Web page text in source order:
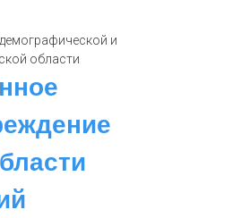
и
области